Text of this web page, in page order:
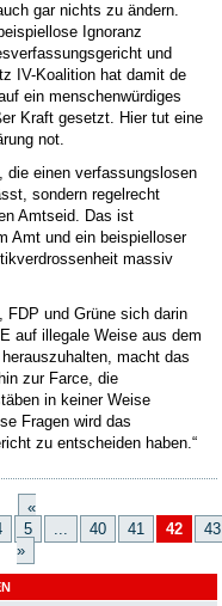
gar nichts zu ändern.
Ignoranz
und
IV-Koalition hat damit de
ein menschenwürdiges
Kraft gesetzt. Hier tut eine
not.
die einen verfassungslosen
sondern regelrecht
Amtseid. Das ist
Amt und ein beispielloser
massiv
FDP und Grüne sich darin
auf illegale Weise aus dem
macht das
zur Farce, die
in keiner Weise
Fragen wird das
zu entscheiden haben.“
«
5 ... 40 41 42 43
»